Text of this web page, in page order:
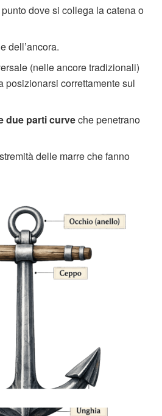
punto dove si collega la catena o
dell’ancora.
(nelle ancore tradizionali)
posizionarsi correttamente sul
due parti curveche penetrano
delle marre che fanno